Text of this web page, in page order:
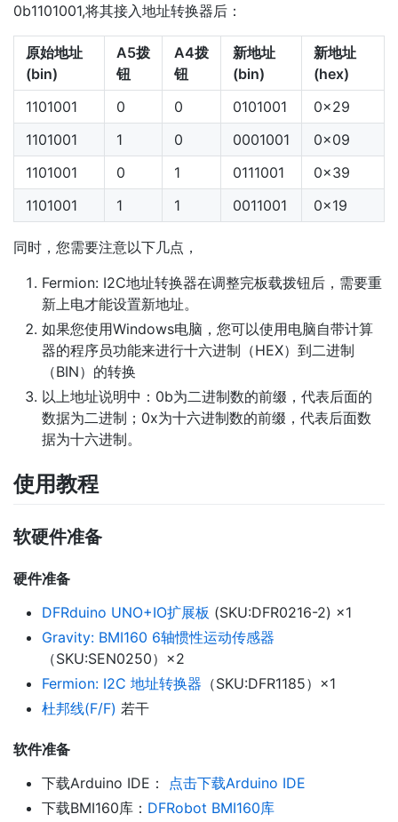
0b1101001,将其接入地址转换器后：
原始地址
(bin)
A5拨
钮
A4拨
钮
新地址
(bin)
新地址
(hex)
1101001
0 0 0101001
0x29
1101001
1 0 0001001
0x09
1101001
0 1 0111001
0x39
1101001
1 1 0011001 0x19
同时，您需要注意以下几点，
Fermion: I2C地址转换器在调整完板载拨钮后，需要重
新上电才能设置新地址。
如果您使用Windows电脑，您可以使用电脑自带计算
器的程序员功能来进行十六进制（HEX）到二进制
（BIN）的转换
以上地址说明中：0b为二进制数的前缀，代表后面的
数据为二进制；0x为十六进制数的前缀，代表后面数
据为十六进制。
使用教程
软硬件准备
硬件准备
DFRduino UNO+IO扩展板 (SKU:DFR0216-2) ×1
Gravity: BMI160 6轴惯性运动传感器
（SKU:SEN0250）×2
Fermion: I2C 地址转换器 （SKU:DFR1185）×1
杜邦线(F/F) 若干
软件准备
下载Arduino IDE： 点击下载Arduino IDE
下载BMI160库： DFRobot BMI160库